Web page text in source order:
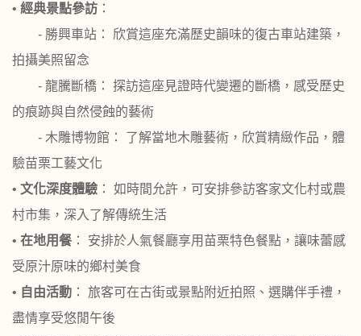
• 經典景點參訪 ：
- 勝興車站： 欣賞這座充滿歷史韻味的復古車站建築，
拍攝美照留念
- 龍騰斷橋： 探訪這座見證時代變遷的斷橋，感受歷史
的痕跡與自然侵蝕的藝術
- 木雕博物館： 了解當地木雕藝術，欣賞精緻作品，體
驗苗栗工藝文化
• 文化深度體驗 ： 如時間允許，可安排參訪客家文化村或農
村市集，深入了解傳統生活
• 在地用餐 ： 安排於人氣餐廳享用苗栗特色餐點，讓味蕾感
受原汁原味的鄉村美食
• 自由活動 ： 旅客可在古街或景點附近拍照、選購伴手禮，
盡情享受悠閒午後